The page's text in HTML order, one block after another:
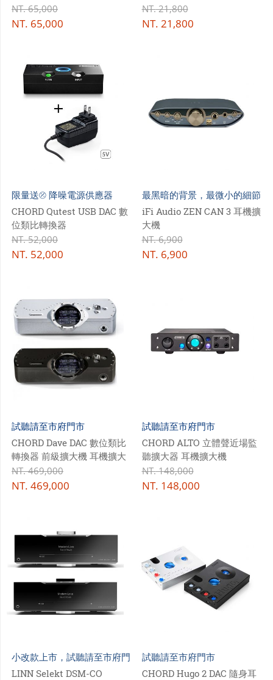
NT.65,000
NT. 65,000
NT.21,800
NT. 21,800
限量送⦼ 降噪電源供應器
CHORD Qutest USB DAC 數
位類比轉換器
NT.52,000
NT. 52,000
最黑暗的背景，最微小的細節
iFi Audio ZEN CAN 3 耳機擴
大機
NT.6,900
NT. 6,900
試聽請至市府門市
CHORD Dave DAC 數位類比
轉換器 前級擴大機 耳機擴大
機
NT.469,000
NT. 469,000
試聽請至市府門市
CHORD ALTO 立體聲近場監
聽擴大器 耳機擴大機
NT.148,000
NT. 148,000
小改款上市，試聽請至市府門
市
LINN Selekt DSM-CO
試聽請至市府門市
CHORD Hugo 2 DAC 隨身耳